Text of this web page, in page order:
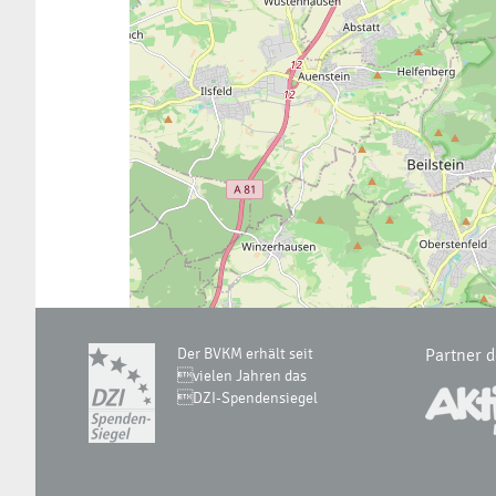
Der BVKM erhält seit
vielen Jahren das
DZI-Spendensiegel
Partner